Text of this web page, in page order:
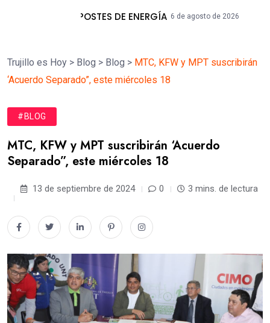
6 de agosto de 2026 La Libertad
Trujillo es Hoy > Blog > Blog > MTC, KFW y MPT suscribirán
‘Acuerdo Separado”, este miércoles 18
#BLOG
MTC, KFW y MPT suscribirán ‘Acuerdo
Separado”, este miércoles 18
13 de septiembre de 2024 0 3 mins. de lectura